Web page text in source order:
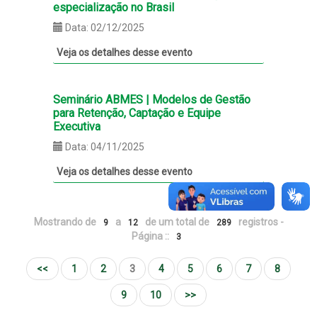
especialização no Brasil
Data: 02/12/2025
Veja os detalhes desse evento
Seminário ABMES | Modelos de Gestão
para Retenção, Captação e Equipe
Executiva
Data: 04/11/2025
Veja os detalhes desse evento
Mostrando de 9 a 12 de um total de 289
registros -
Página ::
3
<< 1 2 3 4 5 6 7 8
9 10 >>